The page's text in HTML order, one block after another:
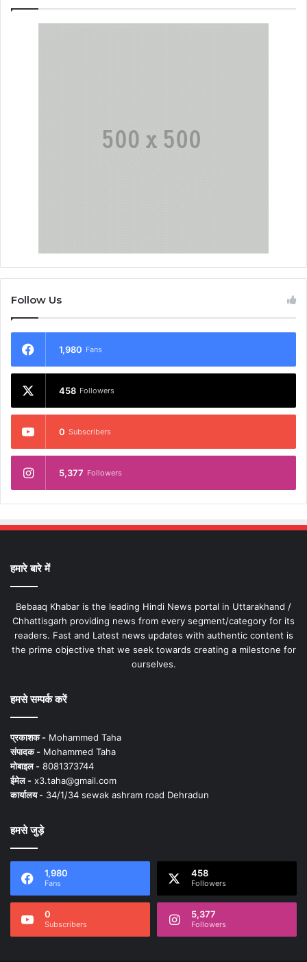
Follow Us
1,980 Fans
458 Followers
0 Subscribers
5,377 Followers
हमारे बारे में
Bebaaq Khabar is the leading Hindi News portal in Uttarakhand /
Chhattisgarh providing news from every segment/category for its
readers. Fast and Latest news updates with authentic content is
the prime objective that we seek towards creating a milestone for
ourselves.
हमसे सम्पर्क करें
प्रकाशक - Mohammed Taha
संपादक - Mohammed Taha
मोबाइल - 8081373744
ईमेल - x3.taha@gmail.com
कार्यालय - 34/1/34 sewak ashram road Dehradun
हमसे जुड़े
1,980
Fans
458
Followers
0
Subscribers
5,377
Followers